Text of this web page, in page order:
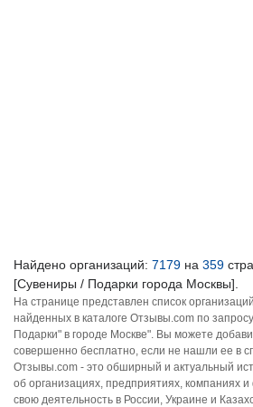
Найдено организаций: 7179 на 359
[Сувениры / Подарки города Москвы].
На странице представлен список
найденных в каталоге Отзывы.com по
Подарки" в городе Москве". Вы можете
совершенно бесплатно, если не нашли ее в
Отзывы.com - это обширный и актуальный
об организациях, предприятиях, компаниях
свою деятельность в России, Украине и